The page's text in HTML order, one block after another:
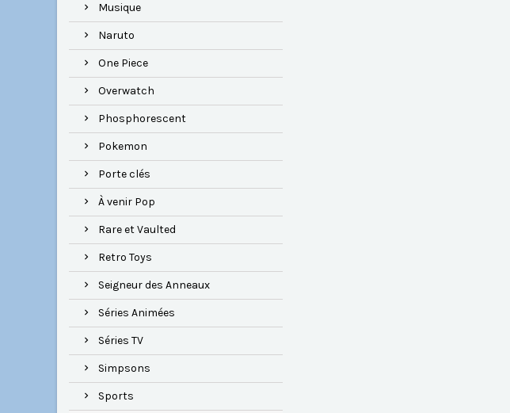
Musique
Naruto
One Piece
Overwatch
Phosphorescent
Pokemon
Porte clés
À venir Pop
Rare et Vaulted
Retro Toys
Seigneur des Anneaux
Séries Animées
Séries TV
Simpsons
Sports